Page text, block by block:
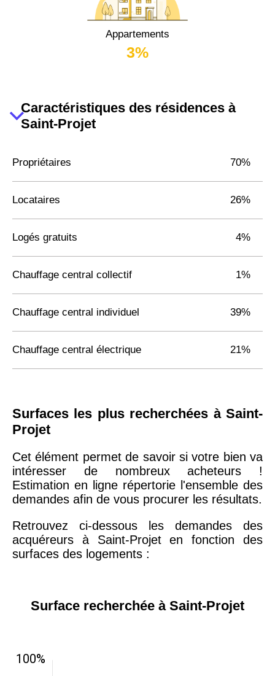
Appartements
3%
Caractéristiques des résidences à
Saint-Projet
Propriétaires 70%
Locataires 26%
Logés gratuits 4%
Chauffage central collectif 1%
Chauffage central individuel 39%
Chauffage central électrique 21%
Surfaces les plus recherchées à Saint-
Projet
Cet élément permet de savoir si votre bien va
intéresser de nombreux acheteurs !
Estimation en ligne répertorie l'ensemble des
demandes afin de vous procurer les résultats.
Retrouvez ci-dessous les demandes des
acquéreurs à Saint-Projet en fonction des
surfaces des logements :
Surface recherchée à Saint-Projet